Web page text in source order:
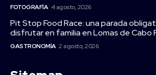
FOTOGRAFÍA 4 agosto, 2026
Pit Stop Food Race: una parada
disfrutar en familia en Lomas de Cabo
GASTRONOMÍA 2 agosto, 2026